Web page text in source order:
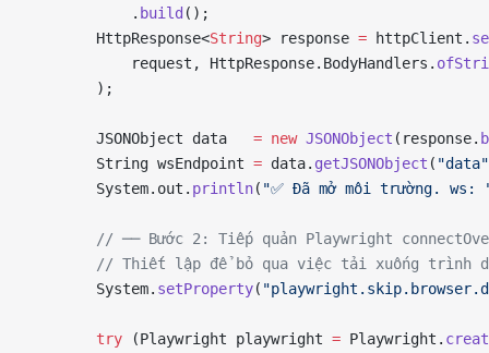
            .
build ();
        HttpResponse<
String> response = httpClient.
            request, HttpResponse.BodyHandlers.
        );
        JSONObject data
= new JSONObject (response.
        String wsEndpoint
= data. getJSONObject ( "data"
        System.out.
println( "✅ Đã mở môi trường. ws:
// ── Bước 2: Tiếp quản Playwright
// Thiết lập để bỏ qua việc tải xuống trình
        System.
setProperty(
        try
(Playwright playwright = Playwright.